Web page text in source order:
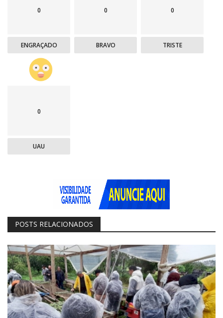
0
ENGRAÇADO
0
BRAVO
0
TRISTE
0
UAU
POSTS RELACIONADOS